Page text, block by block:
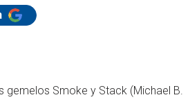
gemelos Smoke y Stack (Michael B.